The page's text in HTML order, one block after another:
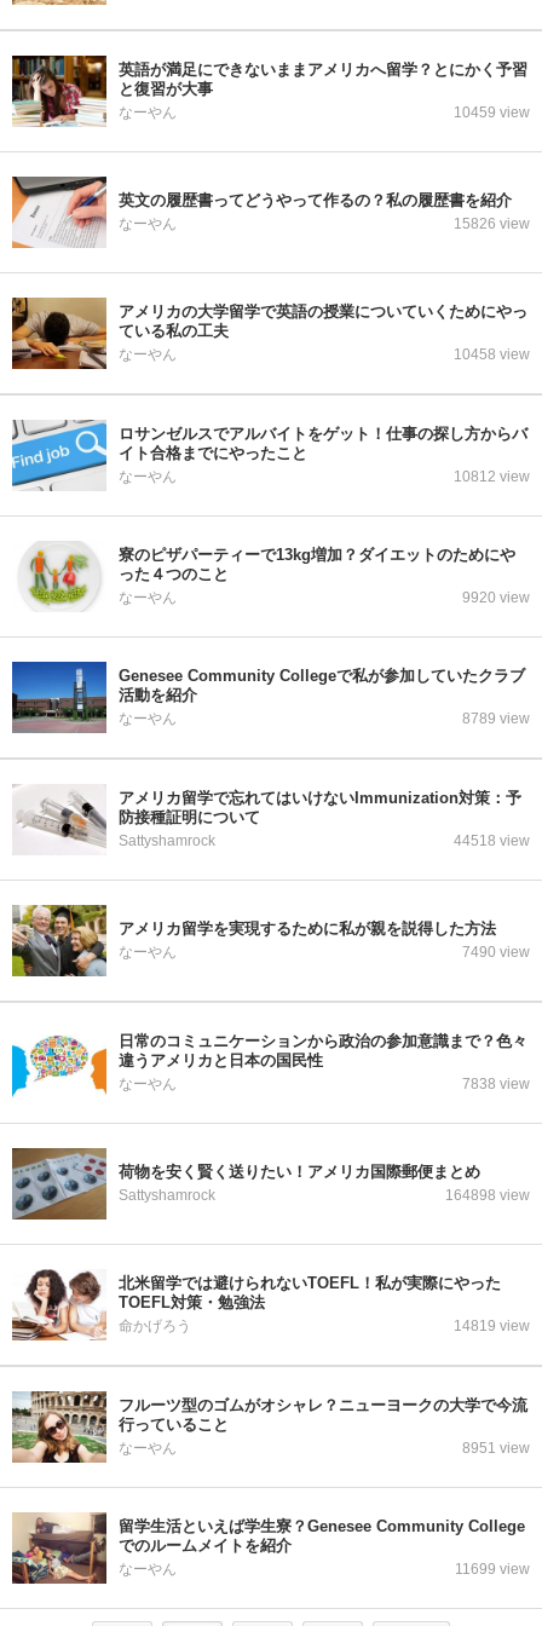
英語が満足にできないままアメリカへ留学？とにかく予習
と復習が大事
なーやん 10459 view
英文の履歴書ってどうやって作るの？私の履歴書を紹介
なーやん 15826 view
アメリカの大学留学で英語の授業についていくためにやっ
ている私の工夫
なーやん 10458 view
ロサンゼルスでアルバイトをゲット！仕事の探し方からバ
イト合格までにやったこと
なーやん 10812 view
寮のピザパーティーで13kg増加？ダイエットのためにや
った４つのこと
なーやん 9920 view
Genesee Community Collegeで私が参加していたクラブ
活動を紹介
なーやん 8789 view
アメリカ留学で忘れてはいけないImmunization対策：予
防接種証明について
Sattyshamrock 44518 view
アメリカ留学を実現するために私が親を説得した方法
なーやん 7490 view
日常のコミュニケーションから政治の参加意識まで？色々
違うアメリカと日本の国民性
なーやん 7838 view
荷物を安く賢く送りたい！アメリカ国際郵便まとめ
Sattyshamrock 164898 view
北米留学では避けられないTOEFL！私が実際にやった
TOEFL対策・勉強法
命かげろう 14819 view
フルーツ型のゴムがオシャレ？ニューヨークの大学で今流
行っていること
なーやん 8951 view
留学生活といえば学生寮？Genesee Community College
でのルームメイトを紹介
なーやん 11699 view